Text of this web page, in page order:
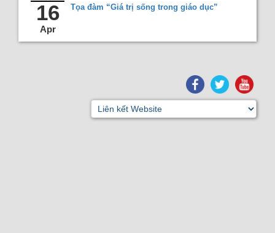
16
Apr
Tọa đàm “Giá trị sống trong giáo dục”